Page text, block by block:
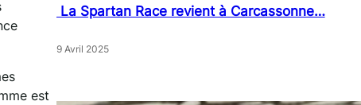
est
La Spartan Race revient à Carcassonne…
9 Avril 2025